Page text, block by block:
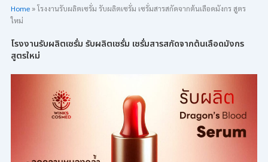
Home»โรงงานรับผลิตเซรั่ม รับผลิตเซรั่ม เซรั่มสารสกัดจากต้นเลือดมังกร สูตร
ใหม่
โรงงานรับผลิตเซรั่ม รับผลิตเซรั่ม เซรั่มสารสกัดจากต้นเลือดมังกร
สูตรใหม่